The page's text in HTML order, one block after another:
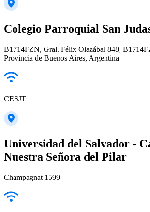
Colegio Parroquial San
B1714FZN, Gral. Félix Olazábal 848,
Provincia de Buenos Aires, Argentina
CESJT
Universidad del Salvador -
Nuestra Señora del Pilar
Champagnat 1599